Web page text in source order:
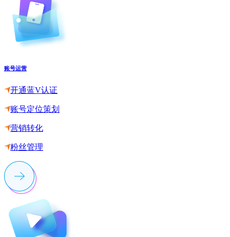
账号运营
开通蓝V认证
账号定位策划
营销转化
粉丝管理